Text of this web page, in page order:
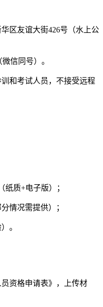
区友谊大街426号（水上公
信同号）‌‌。
和考试人员，不接受远程
纸质+电子版）；
情况需提供）；
。
资格申请表》，上传材